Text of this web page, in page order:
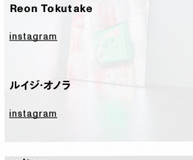
Reon Tokutake
instagram
ルイジ・オノラ
instagram